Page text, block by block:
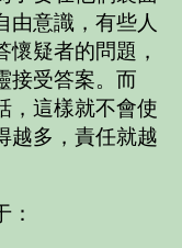
由意識，有些人
疑者的問題，
接受答案。而
，這樣就不會使
越多，責任就越